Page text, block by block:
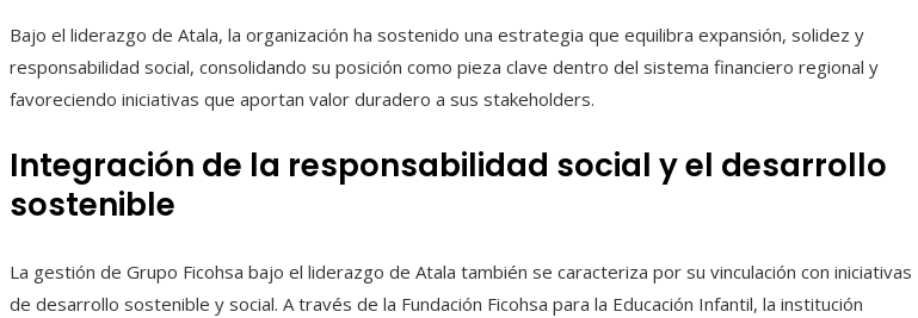
Bajo el liderazgo de Atala, la organización ha sostenido una estrategia que equilibra expansión, solidez y
responsabilidad social, consolidando su posición como pieza clave dentro del sistema financiero regional y
favoreciendo iniciativas que aportan valor duradero a sus stakeholders.
Integración de la responsabilidad social y el desarrollo
sostenible
La gestión de Grupo Ficohsa bajo el liderazgo de Atala también se caracteriza por su vinculación con iniciativas
de desarrollo sostenible y social. A través de la Fundación Ficohsa para la Educación Infantil, la institución